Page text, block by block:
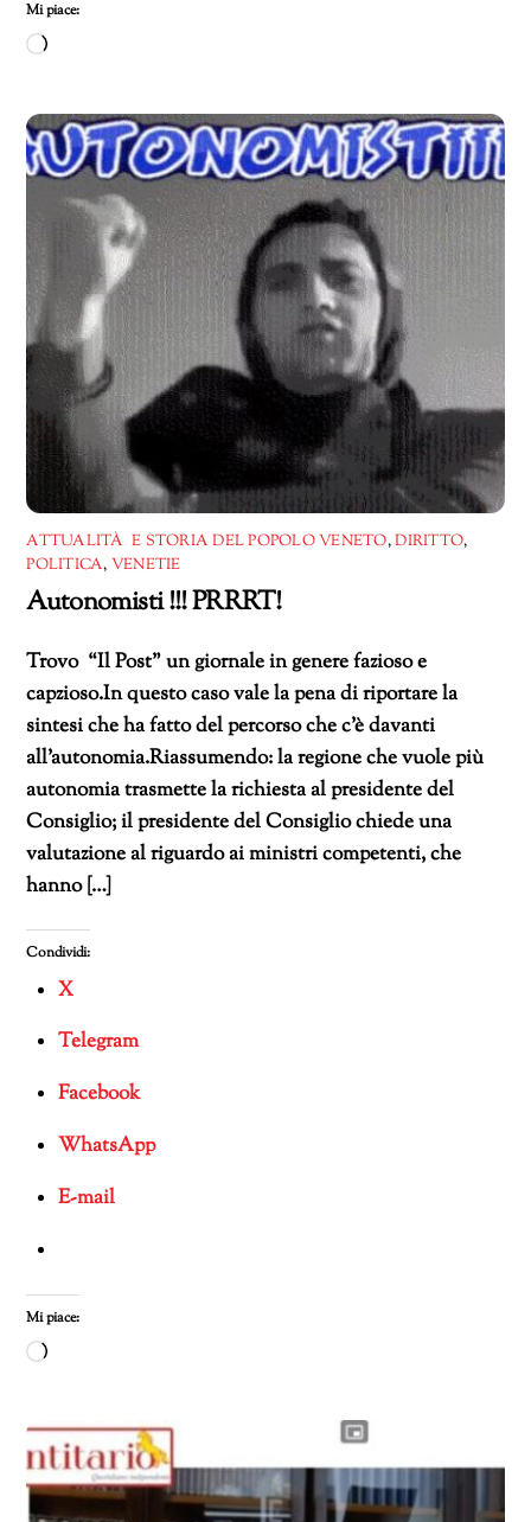
Mi piace:
Caricamento
corso…
ATTUALITÀ E STORIA DEL POPOLO VENETO,DIRITTO,
POLITICA, VENETIE
Autonomisti !!! PRRRT!
Trovo “Il Post” un giornale in genere fazioso e
capzioso.In questo caso vale la pena di riportare la
sintesi che ha fatto del percorso che c’è davanti
all’autonomia.Riassumendo: la regione che vuole più
autonomia trasmette la richiesta al presidente del
Consiglio; il presidente del Consiglio chiede una
valutazione al riguardo ai ministri competenti, che
hanno […]
Condividi:
X
Telegram
Facebook
WhatsApp
E-mail
Mi piace:
Caricamento
corso…